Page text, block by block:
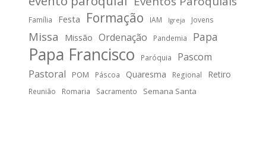
Família Festa Formação IAM Igreja Jovens
Missa Missão Ordenação Pandemia Papa
Papa Francisco Paróquia
Pascom
Pastoral
POM Páscoa Quaresma Regional Retiro
Reunião Romaria Sacramento Semana Santa